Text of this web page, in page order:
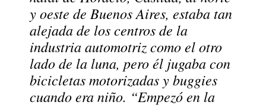
y oeste de Buenos Aires, estaba tan
alejada de los centros de la
industria automotriz como el otro
lado de la luna, pero él jugaba con
bicicletas motorizadas y buggies
cuando era niño. “Empezó en la